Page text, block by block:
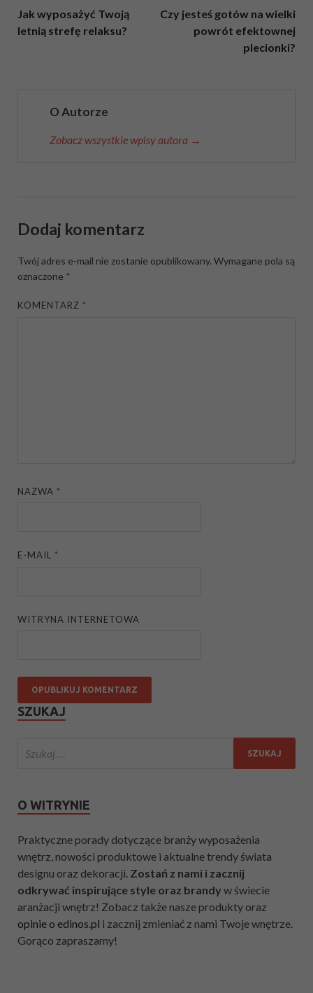
Jak wyposażyć Twoją
letnią strefę relaksu?
Czy jesteś gotów na wielki
powrót efektownej
plecionki?
O Autorze
Zobacz wszystkie wpisy autora →
Dodaj komentarz
Twój adres e-mail nie zostanie opublikowany. Wymagane pola są
oznaczone *
KOMENTARZ*
NAZWA*
E-MAIL*
WITRYNA INTERNETOWA
SZUKAJ
O WITRYNIE
Praktyczne porady dotyczące branży wyposażenia
wnętrz, nowości produktowe i aktualne trendy świata
designu oraz dekoracji. Zostań z nami i zacznij
odkrywać inspirujące style oraz brandy w świecie
aranżacji wnętrz! Zobacz także nasze produkty oraz
opinie o edinos.pl i zacznij zmieniać z nami Twoje wnętrze.
Gorąco zapraszamy!